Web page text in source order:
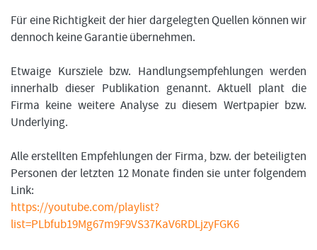
Für eine Richtigkeit der hier dargelegten Quellen können wir
dennoch keine Garantie übernehmen.
Etwaige Kursziele bzw. Handlungsempfehlungen werden
innerhalb dieser Publikation genannt. Aktuell plant die
Firma keine weitere Analyse zu diesem Wertpapier bzw.
Underlying.
Alle erstellten Empfehlungen der Firma, bzw. der beteiligten
Personen der letzten 12 Monate finden sie unter folgendem
Link:
https://youtube.com/playlist?
list=PLbfub19Mg67m9F9VS37KaV6RDLjzyFGK6